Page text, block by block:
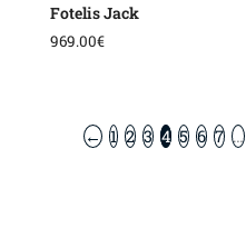
Fotelis Jack
969.00€
← 1 2 3 4 5 6 7 …